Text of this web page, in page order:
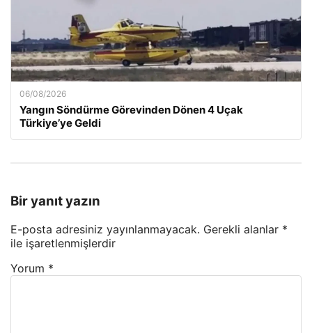
06/08/2026
Yangın Söndürme Görevinden Dönen 4 Uçak
Türkiye’ye Geldi
Bir yanıt yazın
E-posta adresiniz yayınlanmayacak. Gerekli alanlar *
ile işaretlenmişlerdir
Yorum *